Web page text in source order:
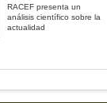
RACEF presenta un
análisis científico sobre la
actualidad